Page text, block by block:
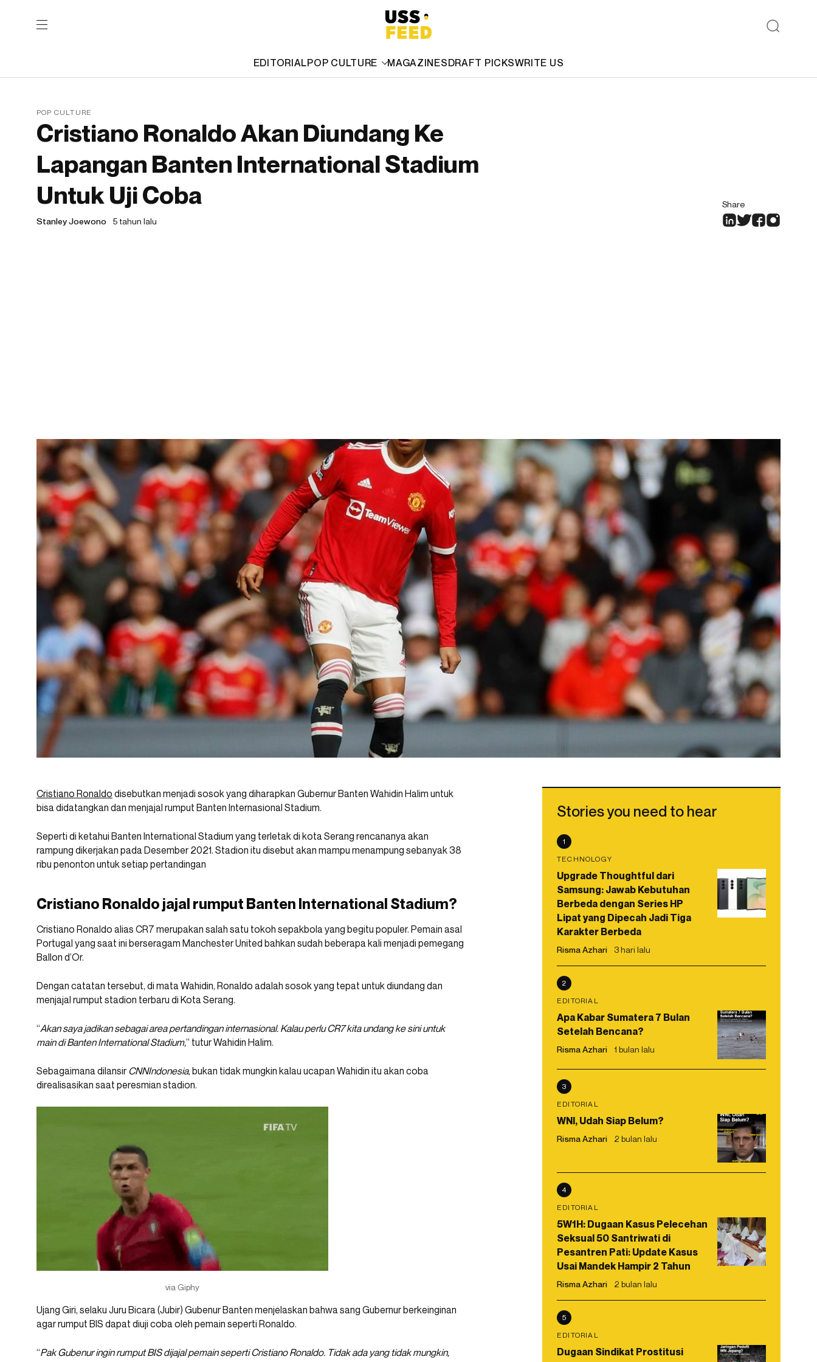
EDITORIALPOP CULTURE MAGAZINESDRAFT PICKSWRITE US
POP CULTURE
Cristiano Ronaldo Akan Diundang Ke
Lapangan Banten International Stadium
Untuk Uji Coba
Stanley Joewono 5 tahun lalu
Share
Cristiano Ronaldo disebutkan menjadi sosok yang diharapkan Gubernur Banten Wahidin Halim untuk
bisa didatangkan dan menjajal rumput Banten Internasional Stadium.
Seperti di ketahui Banten International Stadium yang terletak di kota Serang rencananya akan
rampung dikerjakan pada Desember 2021. Stadion itu disebut akan mampu menampung sebanyak 38
ribu penonton untuk setiap pertandingan
Cristiano Ronaldo jajal rumput Banten International Stadium?
Cristiano Ronaldo alias CR7 merupakan salah satu tokoh sepakbola yang begitu populer. Pemain asal
Portugal yang saat ini berseragam Manchester United bahkan sudah beberapa kali menjadi pemegang
Ballon d’Or.
Dengan catatan tersebut, di mata Wahidin, Ronaldo adalah sosok yang tepat untuk diundang dan
menjajal rumput stadion terbaru di Kota Serang.
“Akan saya jadikan sebagai area pertandingan internasional. Kalau perlu CR7 kita undang ke sini untuk
main di Banten International Stadium,” tutur Wahidin Halim.
Sebagaimana dilansir CNNIndonesia, bukan tidak mungkin kalau ucapan Wahidin itu akan coba
direalisasikan saat peresmian stadion.
via Giphy
Ujang Giri, selaku Juru Bicara (Jubir) Gubenur Banten menjelaskan bahwa sang Gubernur berkeinginan
agar rumput BIS dapat diuji coba oleh pemain seperti Ronaldo.
“Pak Gubenur ingin rumput BIS dijajal pemain seperti Cristiano Ronaldo. Tidak ada yang tidak mungkin,
Stories you need to hear
1
TECHNOLOGY
Upgrade Thoughtful dari
Samsung: Jawab Kebutuhan
Berbeda dengan Series HP
Lipat yang Dipecah Jadi Tiga
Karakter Berbeda
Risma Azhari 3 hari lalu
2
EDITORIAL
Apa Kabar Sumatera 7 Bulan
Setelah Bencana?
Risma Azhari 1 bulan lalu
3
EDITORIAL
WNI, Udah Siap Belum?
Risma Azhari 2 bulan lalu
4
EDITORIAL
5W1H: Dugaan Kasus Pelecehan
Seksual 50 Santriwati di
Pesantren Pati: Update Kasus
Usai Mandek Hampir 2 Tahun
Risma Azhari 2 bulan lalu
5
EDITORIAL
Dugaan Sindikat Prostitusi